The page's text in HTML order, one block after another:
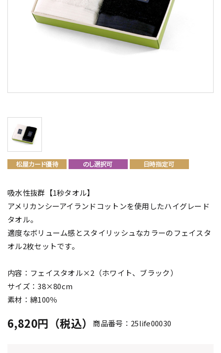
吸水性抜群【1秒タオル】
アメリカンシーアイランドコットンを使用したハイグレード
タオル。
適度なボリューム感とスタイリッシュなカラーのフェイスタ
オル2枚セットです。
内容：フェイスタオル×2（ホワイト、ブラック）
サイズ：38×80cm
素材：綿100％
6,820円（税込） 商品番号：25life00030